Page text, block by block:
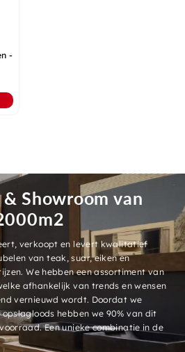
-
Showroom van
verkoopt en levert kwalitatief
van teak, suar, eiken en
We hebben een assortiment van
afhankelijk van trends en wensen
vernieuwd wordt. Doordat we
hebben we 90% van dit
Een unieke combinatie in de